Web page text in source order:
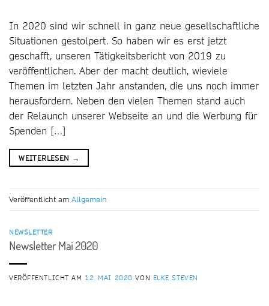
In 2020 sind wir schnell in ganz neue gesellschaftliche
Situationen gestolpert. So haben wir es erst jetzt
geschafft, unseren Tätigkeitsbericht von 2019 zu
veröffentlichen. Aber der macht deutlich, wieviele
Themen im letzten Jahr anstanden, die uns noch immer
herausfordern. Neben den vielen Themen stand auch
der Relaunch unserer Webseite an und die Werbung für
Spenden […]
WEITERLESEN →
Veröffentlicht am Allgemein
NEWSLETTER
Newsletter Mai 2020
VERÖFFENTLICHT AM 12. MAI 2020 VON ELKE STEVEN